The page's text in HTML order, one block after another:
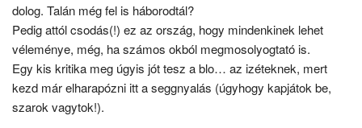
dolog. Talán még fel is háborodtál?
Pedig attól csodás(!) ez az ország, hogy mindenkinek lehet
véleménye, még, ha számos okból megmosolyogtató is.
Egy kis kritika meg úgyis jót tesz a blo… az izéteknek, mert
kezd már elharapózni itt a seggnyalás (úgyhogy kapjátok be,
szarok vagytok!).